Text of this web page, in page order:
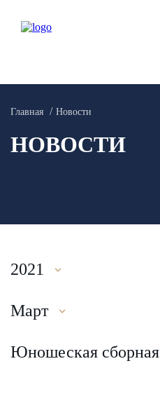
Главная Новости
НОВОСТИ
2021
Март
Юношеская сборная